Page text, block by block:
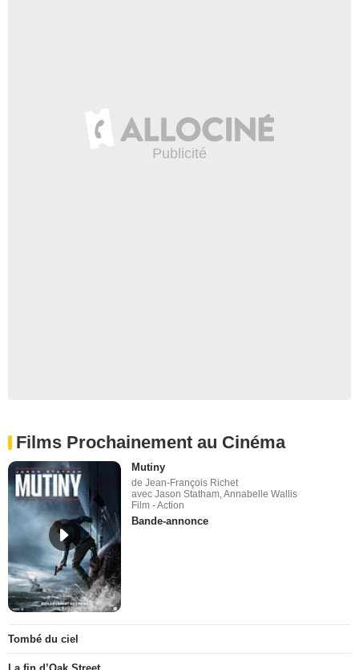
Films Prochainement au Cinéma
Mutiny
de Jean-François Richet
avec Jason Statham, Annabelle Wallis
Film - Action
Bande-annonce
Tombé du ciel